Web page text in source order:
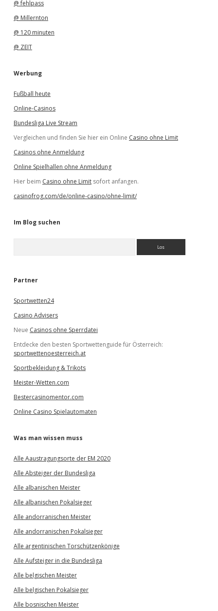
@ fehlpass
@ Millernton
@ 120 minuten
@ ZEIT
Werbung
Fußball heute
Online-Casinos
Bundesliga Live Stream
Vergleichen und finden Sie hier ein Online Casino ohne Limit
Casinos ohne Anmeldung
Online Spielhallen ohne Anmeldung
Hier beim Casino ohne Limit sofort anfangen.
casinofrog.com/de/online-casino/ohne-limit/
Im Blog suchen
e
Partner
Sportwetten24
Casino Advisers
Neue Casinos ohne Sperrdatei
Entdecke den besten Sportwettenguide für Österreich:
sportwettenoesterreich.at
Sportbekleidung & Trikots
Meister-Wetten.com
Bestercasinomentor.com
Online Casino Spielautomaten
Was man wissen muss
Alle Aaustragungsorte der EM 2020
Alle Absteiger der Bundesliga
Alle albanischen Meister
Alle albanischen Pokalsieger
Alle andorranischen Meister
Alle andorranischen Pokalsieger
Alle argentinischen Torschützenkönige
Alle Aufsteiger in die Bundesliga
Alle belgischen Meister
Alle belgischen Pokalsieger
Alle bosnischen Meister